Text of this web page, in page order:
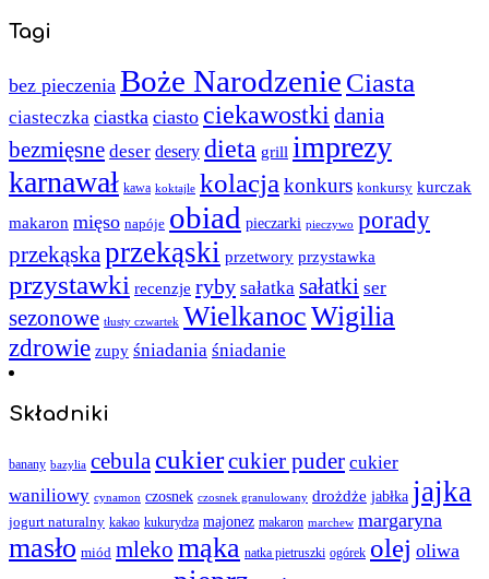
Tagi
bez pieczenia Boże Narodzenie Ciasta
ciasteczka ciastka ciasto ciekawostki dania
bezmięsne deser desery dieta grill imprezy
karnawał kawa koktajle kolacja konkurs konkursy kurczak
makaron mięso napóje obiad pieczarki pieczywo porady
przekąskaprzekąski przetwory przystawka
przystawki recenzje ryby sałatka sałatki ser
sezonowe tłusty czwartek WielkanocWigilia
zdrowie zupy śniadania śniadanie
Składniki
banany bazylia cebula cukiercukier puder cukier
waniliowy cynamon czosnek czosnek granulowany drożdże jabłka jajka
jogurt naturalny kakao kukurydza majonez makaron marchew margaryna
masło miód mleko mąka natka pietruszki ogórek olej oliwa